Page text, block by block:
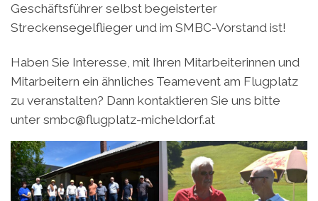
Geschäftsführer selbst begeisterter
Streckensegelflieger und im SMBC-Vorstand ist!
Haben Sie Interesse, mit Ihren Mitarbeiterinnen und
Mitarbeitern ein ähnliches Teamevent am Flugplatz
zu veranstalten? Dann kontaktieren Sie uns bitte
unter smbc@flugplatz-micheldorf.at